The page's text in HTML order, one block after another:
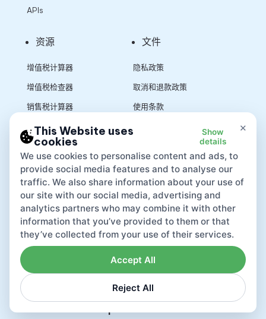
APIs
资源
增值税计算器
增值税检查器
销售税计算器
文件
隐私政策
取消和退款政策
使用条款
×
This Website uses
cookies
Show
details
We use cookies to personalise content and ads, to
provide social media features and to analyse our
traffic. We also share information about your use of
our site with our social media, advertising and
analytics partners who may combine it with other
information that you’ve provided to them or that
they’ve collected from your use of their services.
Reject All
Accept All